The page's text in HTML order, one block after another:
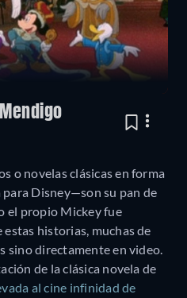
o novelas clásicas en forma
Disney—son su pan de
el propio Mickey fue
historias, muchas de
sino directamente en video.
de la clásica novela de
al cine infinidad de